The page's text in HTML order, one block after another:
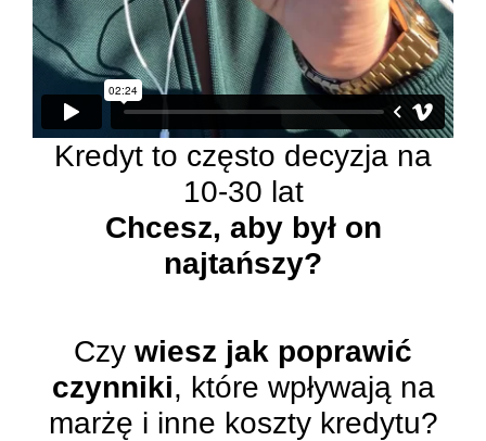
Kredyt to często decyzja na
10-30 lat
Chcesz, aby był on
najtańszy?
Czy wiesz jak poprawić
czynniki, które wpływają na
marżę i inne koszty kredytu?